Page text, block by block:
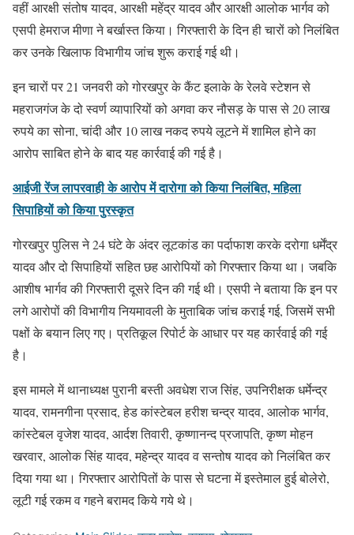
वहीं आरक्षी संतोष यादव, आरक्षी महेंद्र यादव और आरक्षी आलोक भार्गव को
एसपी हेमराज मीणा ने बर्खास्त किया। गिरफ्तारी के दिन ही चारों को निलंबित
कर उनके खिलाफ विभागीय जांच शुरू कराई गई थी।
इन चारों पर 21 जनवरी को गोरखपुर के कैंट इलाके के रेलवे स्टेशन से
महराजगंज के दो स्वर्ण व्यापारियों को अगवा कर नौसड़ के पास से 20 लाख
रुपये का सोना, चांदी और 10 लाख नकद रुपये लूटने में शामिल होने का
आरोप साबित होने के बाद यह कार्रवाई की गई है।
आईजी रेंज लापरवाही के आरोप में दारोगा को किया निलंबित, महिला
सिपाहियों को किया पुरस्कृत
गोरखपुर पुलिस ने 24 घंटे के अंदर लूटकांड का पर्दाफाश करके दरोगा धर्मेंद्र
यादव और दो सिपाहियों सहित छह आरोपियों को गिरफ्तार किया था। जबकि
आशीष भार्गव की गिरफ्तारी दूसरे दिन की गई थी। एसपी ने बताया कि इन पर
लगे आरोपों की विभागीय नियमावली के मुताबिक जांच कराई गई, जिसमें सभी
पक्षों के बयान लिए गए। प्रतिकूल रिपोर्ट के आधार पर यह कार्रवाई की गई
है।
इस मामले में थानाध्यक्ष पुरानी बस्ती अवधेश राज सिंह, उपनिरीक्षक धर्मेन्द्र
यादव, रामनगीना प्रसाद, हेड कांस्टेबल हरीश चन्द्र यादव, आलोक भार्गव,
कांस्टेबल वृजेश यादव, आर्दश तिवारी, कृष्णानन्द प्रजापति, कृष्ण मोहन
खरवार, आलोक सिंह यादव, महेन्द्र यादव व सन्तोष यादव को निलंबित कर
दिया गया था। गिरफ्तार आरोपितों के पास से घटना में इस्तेमाल हुई बोलेरो,
लूटी गई रकम व गहने बरामद किये गये थे।